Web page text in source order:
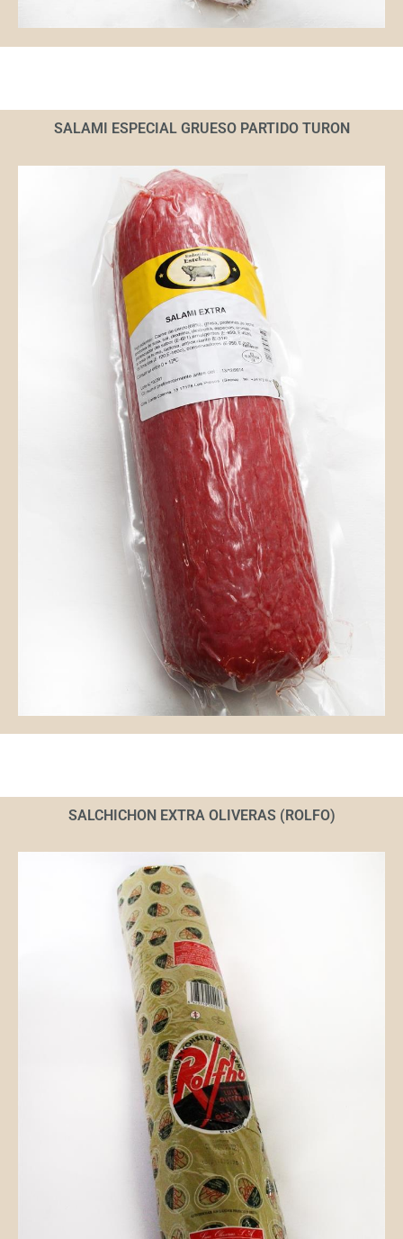
SALAMI ESPECIAL GRUESO PARTIDO TURON
SALCHICHON EXTRA OLIVERAS (ROLFO)